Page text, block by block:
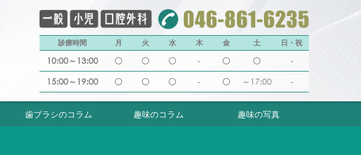
診療時間 月 火 水 木 金 土 日・祝
10:00～13:00 -
-
15:00～19:00
- ～17:00 -
歯ブラシのコラム 趣味のコラム 趣味の写真